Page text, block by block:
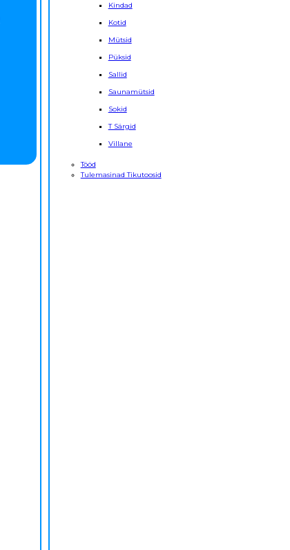
Kindad
Kotid
Mütsid
Püksid
Sallid
Saunamütsid
Sokid
T Särgid
Villane
Tööd
Tulemasinad Tikutoosid